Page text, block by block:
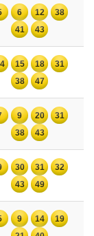
6 12
38
41
43
15 18
31
38
47
9 20
31
38
43
30 31
32
43
49
9 14
19